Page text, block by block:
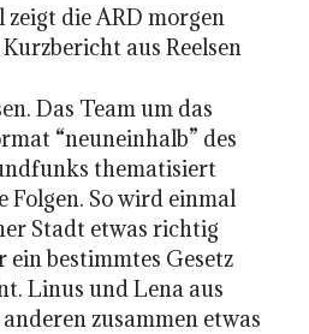
die ARD morgen
aus Reelsen
Das Team um das
“neuneinhalb” des
thematisiert
Folgen. So wird einmal
Stadt etwas richtig
ein bestimmtes Gesetz
Linus und Lena aus
zusammen etwas